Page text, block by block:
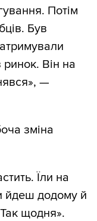
Потім
Був
Він на
—
зміна
Їли на
йдеш додому й
щодня».